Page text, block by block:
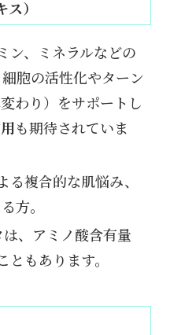
）
ン、ミネラルなどの
胞の活性化やターン
わり）をサポートし
も期待されていま
る複合的な肌悩み、
方。
、アミノ酸含有量
もあります。